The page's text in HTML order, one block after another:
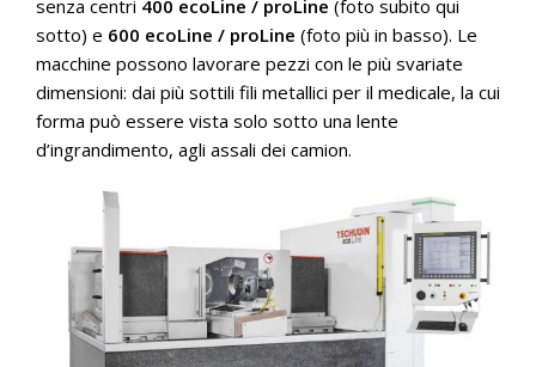
senza centri 400 ecoLine / proLine (foto subito qui
sotto) e 600 ecoLine / proLine (foto più in basso). Le
macchine possono lavorare pezzi con le più svariate
dimensioni: dai più sottili fili metallici per il medicale, la cui
forma può essere vista solo sotto una lente
d’ingrandimento, agli assali dei camion.